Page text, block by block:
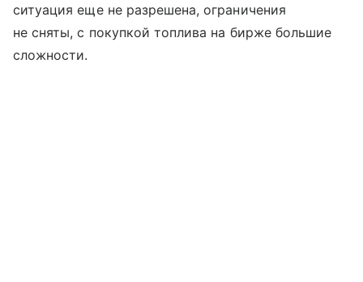
ситуация еще не разрешена, ограничения
не сняты, с покупкой топлива на бирже большие
сложности.